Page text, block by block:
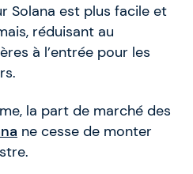
Solana est plus facile et
réduisant au
à l’entrée pour les
la part de marché des
ne cesse de monter